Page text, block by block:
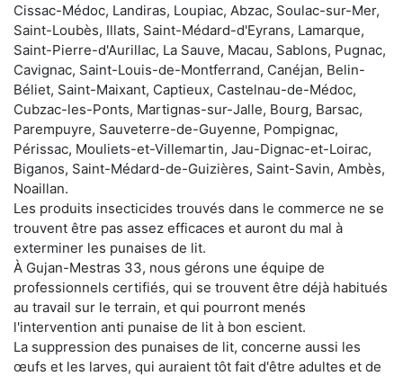
Cissac-Médoc, Landiras, Loupiac, Abzac, Soulac-sur-Mer,
Saint-Loubès, Illats, Saint-Médard-d'Eyrans, Lamarque,
Saint-Pierre-d'Aurillac, La Sauve, Macau, Sablons, Pugnac,
Cavignac, Saint-Louis-de-Montferrand, Canéjan, Belin-
Béliet, Saint-Maixant, Captieux, Castelnau-de-Médoc,
Cubzac-les-Ponts, Martignas-sur-Jalle, Bourg, Barsac,
Parempuyre, Sauveterre-de-Guyenne, Pompignac,
Périssac, Mouliets-et-Villemartin, Jau-Dignac-et-Loirac,
Biganos, Saint-Médard-de-Guizières, Saint-Savin, Ambès,
Noaillan.
Les produits insecticides trouvés dans le commerce ne se
trouvent être pas assez efficaces et auront du mal à
exterminer les punaises de lit.
À Gujan-Mestras 33, nous gérons une équipe de
professionnels certifiés, qui se trouvent être déjà habitués
au travail sur le terrain, et qui pourront menés
l'intervention anti punaise de lit à bon escient.
La suppression des punaises de lit, concerne aussi les
œufs et les larves, qui auraient tôt fait d'être adultes et de